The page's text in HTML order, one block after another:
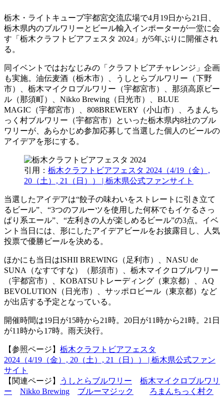
栃木・ライトキューブ宇都宮交流広場で4月19日から21日、
栃木県内のブルワリーとビール輸入インポーターが一堂に会
す「栃木クラフトビアフェスタ 2024」が5年ぶりに開催され
る。
同イベントではおなじみの「クラフトビアチャレンジ」企画
も実施。油伝麦酒（栃木市）、うしとらブルワリー（下野
市）、栃木マイクロブルワリー（宇都宮市）、那須高原ビー
ル（那須町）、Nikko Brewing（日光市）、BLUE
MAGIC（宇都宮市）、808BREWERY（小山市）、ろまんち
っく村ブルワリー（宇都宮市）といった栃木県内8社のブル
ワリーが、あらかじめ参加応募して当選した個人のビールの
アイデアを形にする。
引用： 栃木クラフトビアフェスタ 2024（4/19（金）,
20（土）, 21（日）） | 栃木県公式ファンサイト
当選したアイデアは“餃子の味わいをストレートに引き立て
るビール”、“3つのフルーツを使用した何杯でもイケるさっ
ぱり系エール”、“左利きの人が楽しめるビール”の3点。イベ
ント当日には、形にしたアイデアビールをお披露目し、人気
投票で優勝ビールを決める。
ほかにも当日はISHII BREWING（足利市）、NASU de
SUNA（なすですな）（那須市）、栃木マイクロブルワリー
（宇都宮市）、KOBATSUトレーディング（東京都）、AQ
BEVOLUTION（日光市）、サッポロビール（東京都）など
が出店する予定となっている。
開催時間は19日が15時から21時。20日が11時から21時。21日
が11時から17時。雨天決行。
【参照ページ】 栃木クラフトビアフェスタ
2024（4/19（金）, 20（土）, 21（日）） | 栃木県公式ファン
サイト
【関連ページ】
うしとらブルワリー
栃木マイクロブルワリ
ー
Nikko Brewing ブルーマジック
ろまんちっく村ク